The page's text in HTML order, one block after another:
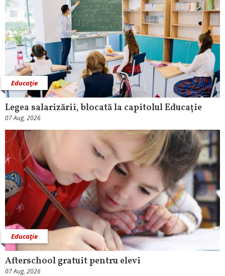
Educaţie
Legea salarizării, blocată la capitolul Educație
07 Aug, 2026
Educaţie
Afterschool gratuit pentru elevi
07 Aug, 2026